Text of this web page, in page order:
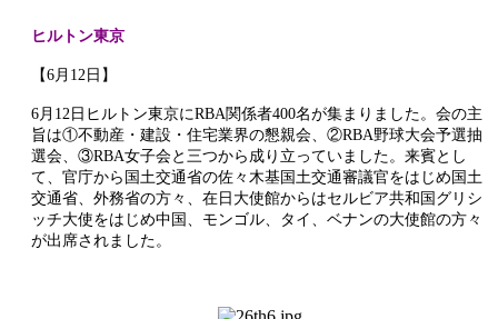
ヒルトン東京
【6月12日】
6月12日ヒルトン東京にRBA関係者400名が集まりました。会の主
旨は①不動産・建設・住宅業界の懇親会、②RBA野球大会予選抽
選会、③RBA女子会と三つから成り立っていました。来賓とし
て、官庁から国土交通省の佐々木基国土交通審議官をはじめ国土
交通省、外務省の方々、在日大使館からはセルビア共和国グリシ
ッチ大使をはじめ中国、モンゴル、タイ、ベナンの大使館の方々
が出席されました。